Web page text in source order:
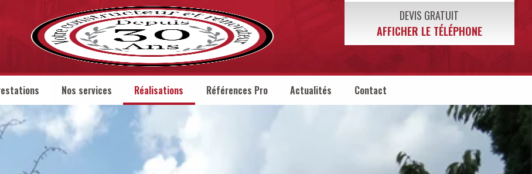
DEVIS GRATUIT
AFFICHER LE TÉLÉPHONE
Nos services Réalisations Références Pro Actualités Contact